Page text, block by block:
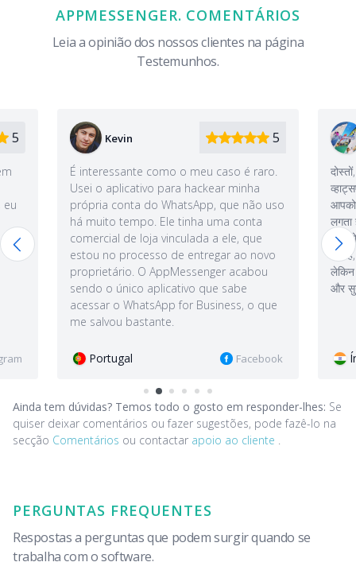
APPMESSENGER. COMENTÁRIOS
Leia a opinião dos nossos clientes na página
Testemunhos.
5
caso é raro.
que não uso
a ele, que
ao novo
o que
Facebook
5
दोस्तों, इससे पहले कि आप अपने पति या पत्नी के
व्हाट्सएप को ट्रैक करें, सोचें, क्या आपको यकीन है कि
आपको इसकी आवश्यकता है? ऐप काम करता है, मुझे
लगता है कि मैंने जो कुछ भी सीखा है, उससे दूर आने में
मुझे थोड़ा समय लगेगा। क्या मूर्खतापूर्ण है कि यह नशे की
लत है, मैं अपनी पत्नी से कुछ हफ़्ते से दूर जा रहा हूं,
लेकिन किसी कारण से मैं अभी भी चैट में नए संदेश पढ़ता
और सुनता हूं
Instagram
Ainda tem dúvidas? Temos todo o gosto em responder-lhes: Se
quiser deixar comentários ou fazer sugestões, pode fazê-lo na
secção Comentários ou contactar apoio ao cliente .
PERGUNTAS FREQUENTES
Respostas a perguntas que podem surgir quando se
trabalha com o software.